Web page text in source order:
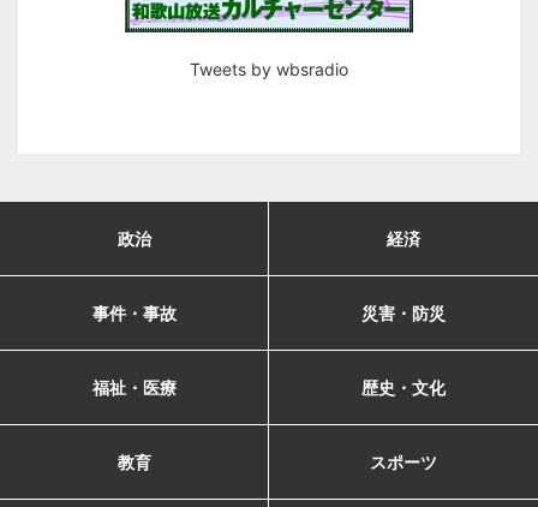
Tweets by wbsradio
政治 経済
事件・事故 災害・防災
福祉・医療 歴史・文化
教育 スポーツ